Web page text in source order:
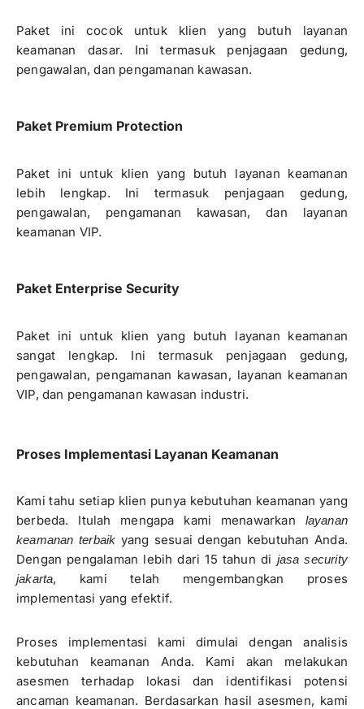
Paket ini cocok untuk klien yang butuh layanan
keamanan dasar. Ini termasuk penjagaan gedung,
pengawalan, dan pengamanan kawasan.
Paket Premium Protection
Paket ini untuk klien yang butuh layanan keamanan
lebih lengkap. Ini termasuk penjagaan gedung,
pengawalan, pengamanan kawasan, dan layanan
keamanan VIP.
Paket Enterprise Security
Paket ini untuk klien yang butuh layanan keamanan
sangat lengkap. Ini termasuk penjagaan gedung,
pengawalan, pengamanan kawasan, layanan keamanan
VIP, dan pengamanan kawasan industri.
Proses Implementasi Layanan Keamanan
Kami tahu setiap klien punya kebutuhan keamanan yang
berbeda. Itulah mengapa kami menawarkan layanan
keamanan terbaik yang sesuai dengan kebutuhan Anda.
Dengan pengalaman lebih dari 15 tahun di jasa security
jakarta, kami telah mengembangkan proses
implementasi yang efektif.
Proses implementasi kami dimulai dengan analisis
kebutuhan keamanan Anda. Kami akan melakukan
asesmen terhadap lokasi dan identifikasi potensi
ancaman keamanan. Berdasarkan hasil asesmen, kami